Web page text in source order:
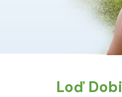
Loď Dobi